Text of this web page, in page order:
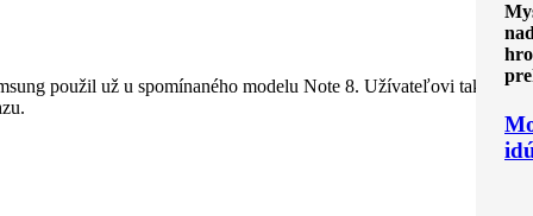
použil už u spomínaného modelu Note 8. Užívateľovi tak